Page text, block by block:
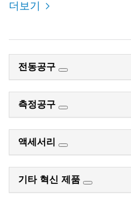
더보기
전동공구
측정공구
액세서리
기타 혁신 제품